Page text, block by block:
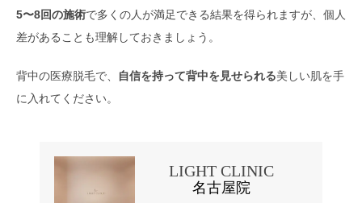
5〜8回の施術で多くの人が満足できる結果を得られますが、個人
差があることも理解しておきましょう。
背中の医療脱毛で、 自信を持って背中を見せられる美しい肌を手
に入れてください。
LIGHT CLINIC
名古屋院